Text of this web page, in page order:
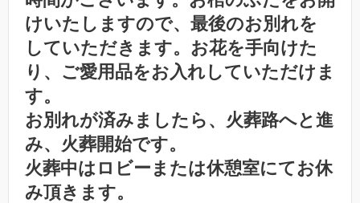
けいたしますので、最後のお別れを
していただきます。お花を手向けた
り、ご愛用品をお入れしていただけま
す。
お別れが済みましたら、火葬路へと進
み、火葬開始です。
火葬中はロビーまたは休憩室にてお休
み頂きます。